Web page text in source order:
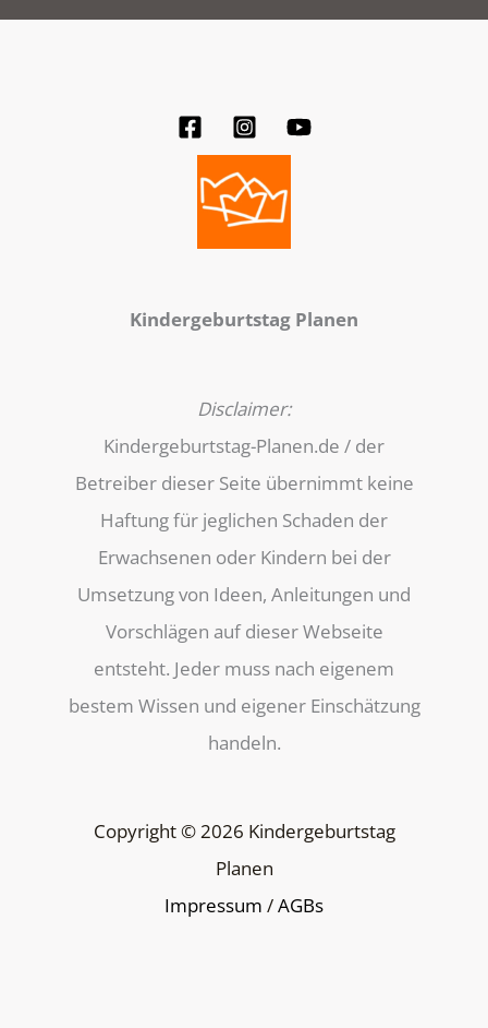
Kindergeburtstag Planen
Disclaimer:
Kindergeburtstag-Planen.de / der
Betreiber dieser Seite übernimmt keine
Haftung für jeglichen Schaden der
Erwachsenen oder Kindern bei der
Umsetzung von Ideen, Anleitungen und
Vorschlägen auf dieser Webseite
entsteht. Jeder muss nach eigenem
bestem Wissen und eigener Einschätzung
handeln.
Copyright © 2026 Kindergeburtstag
Planen
Impressum /AGBs